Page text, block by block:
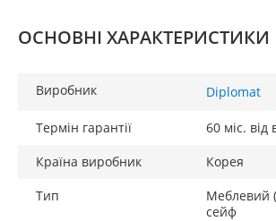
ОСНОВНІ ХАРАКТЕРИСТИКИ
Виробник Diplomat
Термін гарантії
60 міс.
Країна виробник
Корея
Тип
Меблевий
сейф